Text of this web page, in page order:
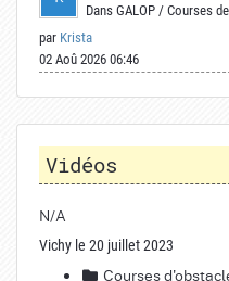
Dans GALOP / Courses
par Krista
02 Aoû 2026 06:46
Vidéos
N/A
Vichy le 20 juillet 2023
Courses